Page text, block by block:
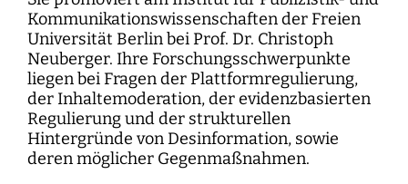
Kommunikationswissenschaften der Freien
Universität Berlin bei Prof. Dr. Christoph
Neuberger. Ihre Forschungsschwerpunkte
liegen bei Fragen der Plattformregulierung,
der Inhaltemoderation, der evidenzbasierten
Regulierung und der strukturellen
Hintergründe von Desinformation, sowie
deren möglicher Gegenmaßnahmen.